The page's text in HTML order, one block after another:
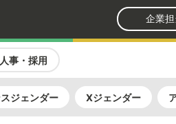
企業
人事・採用
スジェンダー Xジェンダー